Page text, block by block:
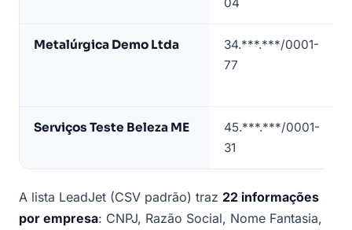
(dados
Metalúrgica Demo Ltda
34.***.***/0001-
77
Serviços Teste Beleza ME
45.***.***/0001-
31
A lista LeadJet (CSV padrão) traz 22 informações
por empresa: CNPJ, Razão Social, Nome Fantasia,